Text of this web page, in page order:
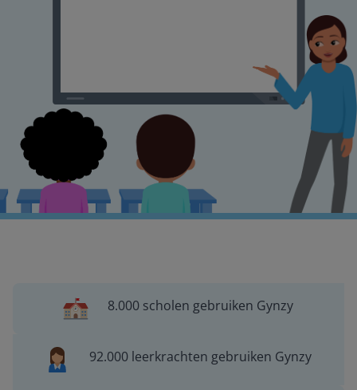
8.000 scholen gebruiken Gynzy
92.000 leerkrachten gebruiken Gynzy